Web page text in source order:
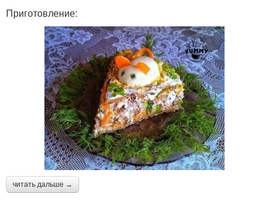
Приготовление:
читать дальше →